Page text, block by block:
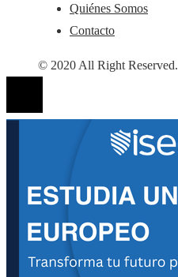
Quiénes Somos
Contacto
© 2020 All Right Reserved.